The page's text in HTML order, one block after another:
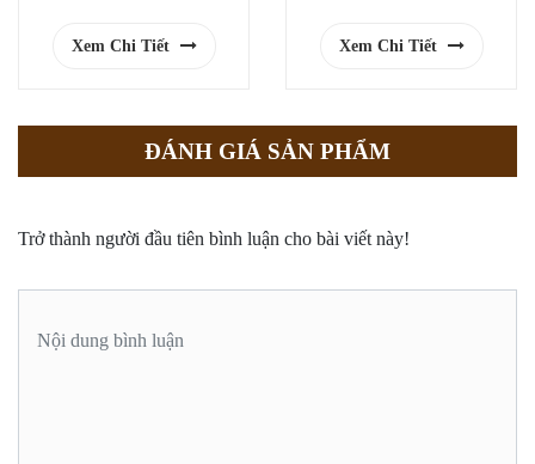
Xem Chi Tiết Xem Chi Tiết
ĐÁNH GIÁ SẢN PHẨM
Trở thành người đầu tiên bình luận cho bài viết này!